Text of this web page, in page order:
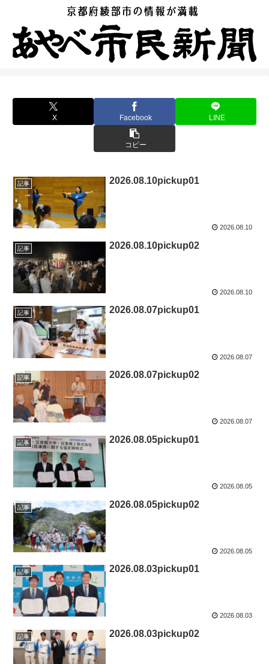
X Facebook LINE
コピー
記事 2026.08.10pickup01
2026.08.10
記事 2026.08.10pickup02
2026.08.10
記事 2026.08.07pickup01
2026.08.07
記事 2026.08.07pickup02
2026.08.07
記事 2026.08.05pickup01
2026.08.05
記事 2026.08.05pickup02
2026.08.05
記事 2026.08.03pickup01
2026.08.03
記事 2026.08.03pickup02